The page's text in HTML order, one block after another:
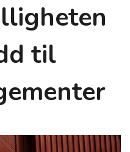
til